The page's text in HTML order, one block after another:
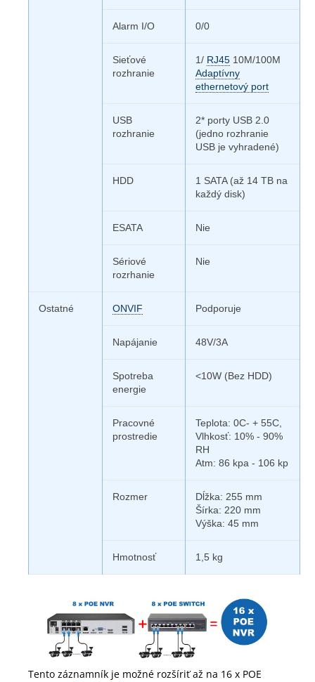
Alarm I/O 0/0
Sieťové
rozhranie
1/ RJ45 10M/100M
Adaptívny
ethernetový port
USB
rozhranie
2* porty USB 2.0
(jedno rozhranie
USB je vyhradené)
HDD
1 SATA (až 14 TB na
každý disk)
ESATA Nie
Sériové
rozrhanie
Nie
Ostatné ONVIF Podporuje
Napájanie 48V/3A
Spotreba
energie
<10W (Bez HDD)
Pracovné
prostredie
Teplota: 0C- + 55C,
Vlhkosť: 10% - 90%
RH
Atm: 86 kpa - 106 kp
Rozmer
Dĺžka: 255 mm
Šírka: 220 mm
Výška: 45 mm
Hmotnosť 1,5 kg
Tento záznamník je možné rozšíriť až na 16 x POE